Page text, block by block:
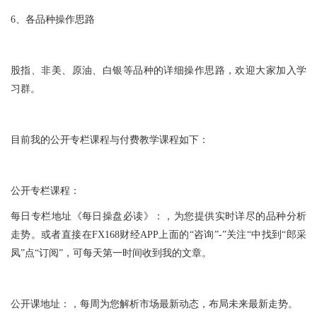
6、各品种操作思路
股指、非美、原油、白银等品种的详细操作思路，欢迎大家加入学
习群。
目前我的公开专栏课程与付费教学课程如下：
公开专栏课程：
每日专栏地址《每日操盘必读》：，为您提供实时详尽的品种分析
走势。或者直接在FX168财经APP上面的“咨询”-”关注“中找到“郎采
凤”点“订阅”，可每天第一时间收到我的文章。
公开课地址：，每周为您解析市场最新动态，布局未来最新走势。